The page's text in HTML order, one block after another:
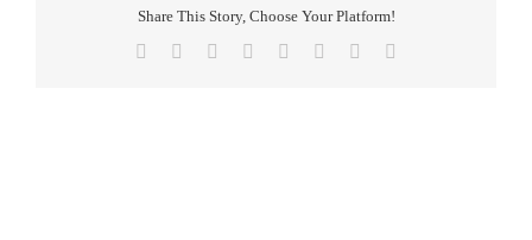
Share This Story, Choose Your Platform!
Facebook Reddit LinkedIn
TumblrPinterest